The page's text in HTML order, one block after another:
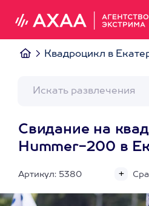
Квадроцикл в
Свидание на
Hummer-200 в
Артикул: 5380